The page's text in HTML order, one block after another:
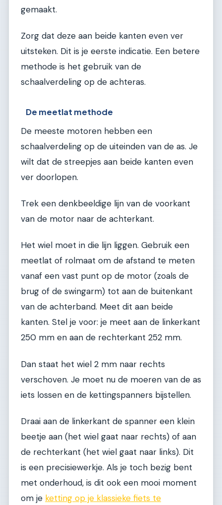
gemaakt.
Zorg dat deze aan beide kanten even ver
uitsteken. Dit is je eerste indicatie. Een betere
methode is het gebruik van de
schaalverdeling op de achteras.
De meetlat methode
De meeste motoren hebben een
schaalverdeling op de uiteinden van de as. Je
wilt dat de streepjes aan beide kanten even
ver doorlopen.
Trek een denkbeeldige lijn van de voorkant
van de motor naar de achterkant.
Het wiel moet in die lijn liggen. Gebruik een
meetlat of rolmaat om de afstand te meten
vanaf een vast punt op de motor (zoals de
brug of de swingarm) tot aan de buitenkant
van de achterband. Meet dit aan beide
kanten. Stel je voor: je meet aan de linkerkant
250 mm en aan de rechterkant 252 mm.
Dan staat het wiel 2 mm naar rechts
verschoven. Je moet nu de moeren van de as
iets lossen en de kettingspanners bijstellen.
Draai aan de linkerkant de spanner een klein
beetje aan (het wiel gaat naar rechts) of aan
de rechterkant (het wiel gaat naar links). Dit
is een precisiewerkje. Als je toch bezig bent
met onderhoud, is dit ook een mooi moment
om je ketting op je klassieke fiets te